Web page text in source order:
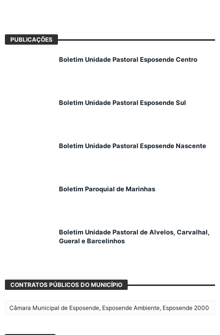
PUBLICAÇÕES
Boletim Unidade Pastoral Esposende Centro
Boletim Unidade Pastoral Esposende Sul
Boletim Unidade Pastoral Esposende Nascente
Boletim Paroquial de Marinhas
Boletim Unidade Pastoral de Alvelos, Carvalhal,
Gueral e Barcelinhos
CONTRATOS PÚBLICOS DO MUNICÍPIO
Câmara Municipal de Esposende, Esposende Ambiente, Esposende 2000